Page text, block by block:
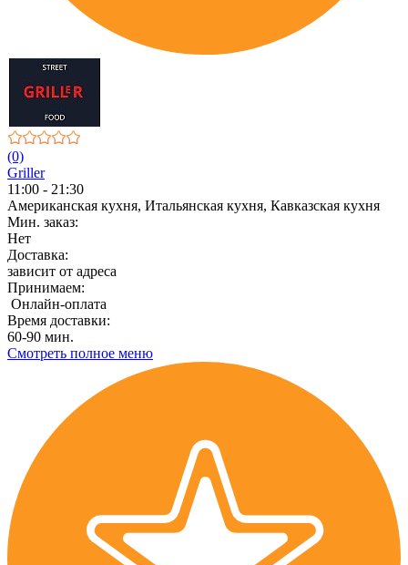
(0)
Griller
11:00 - 21:30
Американская кухня, Итальянская кухня, Кавказская кухня
Мин. заказ:
Нет
Доставка:
зависит от адреса
Принимаем:
Онлайн-оплата
Время доставки:
60-90 мин.
Смотреть полное меню